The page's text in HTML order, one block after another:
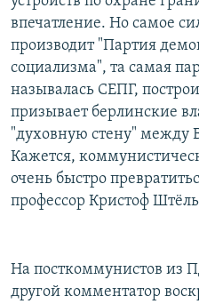
впечатление. Но самое
производит "Партия
социализма", та самая
называлась СЕПГ,
призывает берлинские
"духовную стену" между
Кажется,
очень быстро
профессор Кристоф
На посткоммунистов из
другой комментатор